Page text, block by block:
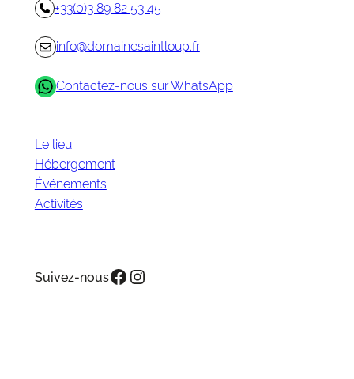
+33(0)3 89 82 53 45
info@domainesaintloup.fr
Contactez-nous sur WhatsApp
Le lieu
Hébergement
Événements
Activités
Suivez-nousFacebook Instagram